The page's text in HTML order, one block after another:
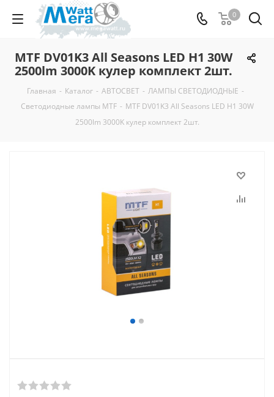
0
MTF DV01K3 All Seasons LED H1 30W
2500lm 3000K кулер комплект 2шт.
Главная - Каталог - АВТОСВЕТ - ЛАМПЫ СВЕТОДИОДНЫЕ -
Светодиодные лампы MTF - MTF DV01K3 All Seasons LED H1 30W
2500lm 3000K кулер комплект 2шт.